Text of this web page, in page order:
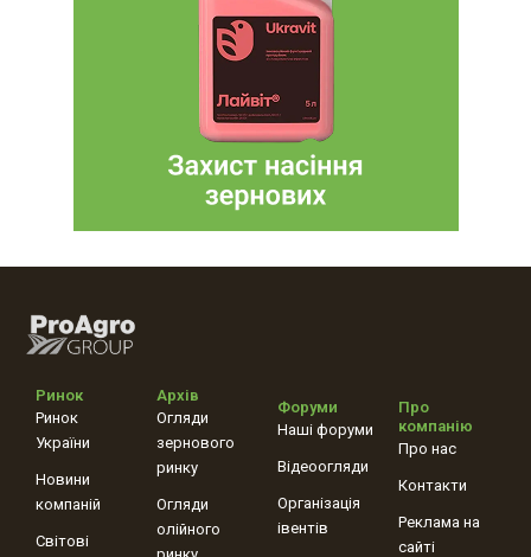
Ринок
Ринок
України
Новини
компаній
Світові
Архів
Огляди
зернового
ринку
Огляди
олійного
Форуми
Наші форуми
Відеоогляди
Організація
івентів
Про
компанію
Про нас
Контакти
Реклама на
сайті